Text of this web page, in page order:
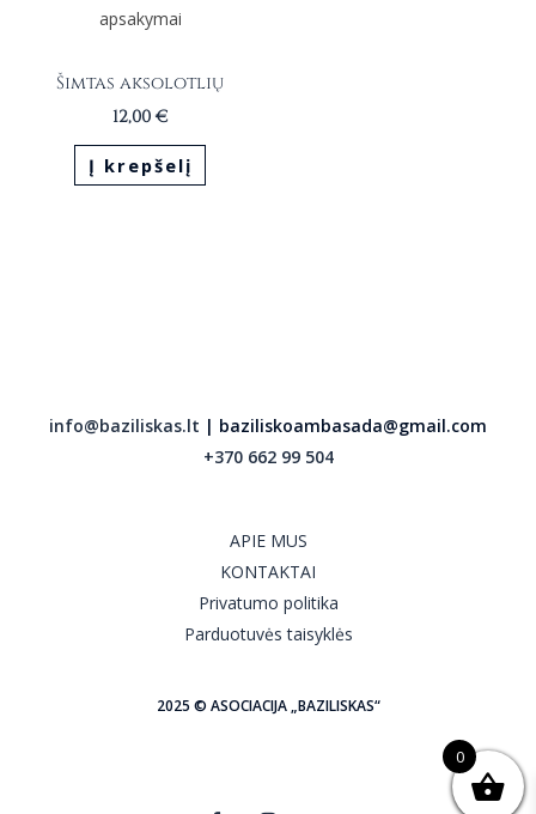
apsakymai
Šimtas aksolotlių
12,00 €
Į krepšelį
info@baziliskas.lt | baziliskoambasada@gmail.com
+370 662 99 504
APIE MUS
KONTAKTAI
Privatumo politika
Parduotuvės taisyklės
2025 © ASOCIACIJA „BAZILISKAS“
0